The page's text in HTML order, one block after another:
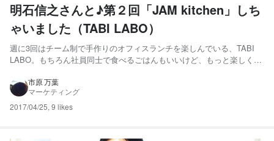
明石信之さんと♪第２回「JAM kitchen」しち
ゃいました（TABI LABO）
週に3回はチーム制で手作りのオフィスランチを楽しんでいる、TABI
LABO。もちろん社員同士で食べるごはんもいいけど、もっと楽しく、
…ということで、スタートしたのが「ゲストを呼んで、しかもその人に
とびきりおいしいごはんを作ってもらおう！」という、か...
市原 万葉
マーケティング
2017/04/25, 9 likes